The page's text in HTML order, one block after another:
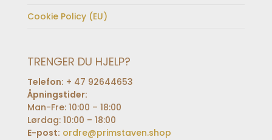
Cookie Policy (EU)
TRENGER DU HJELP?
Telefon: + 47 92644653
Åpningstider:
Man-Fre: 10:00 – 18:00
Lørdag: 10:00 – 18:00
E-post: ordre@primstaven.shop